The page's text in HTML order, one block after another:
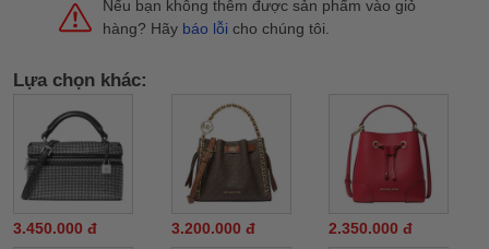
Nếu bạn không thêm được sản phẩm vào giỏ
hàng? Hãy báo lỗi cho chúng tôi.
Lựa chọn khác:
3.450.000 đ 3.200.000 đ 2.350.000 đ